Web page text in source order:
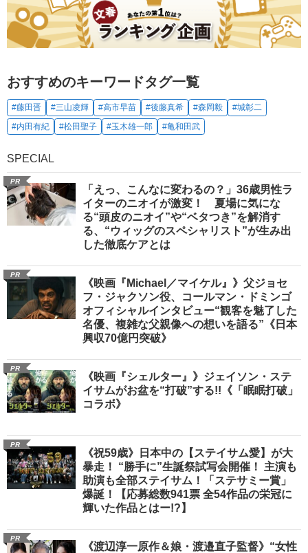
おすすめのキーワードタグ一覧
#藤田晋 #三山凌輝 #高市早苗 #後藤真希 #森岡毅
#城彰二
#内田有紀
#松田聖子 #玉木雄一郎 #亀和田武
SPECIAL
PR
「えっ、こんなに変わるの？」36歳男性ラ
イターのニオイが激変！ 夏場に気にな
る“頭皮のニオイ”や“ベタつき”を解消す
る、“ウィッグのスペシャリスト”が生み出
した徹底ケアとは
PR
《映画『Michael／マイケル』》父ジョセ
フ・ジャクソン役、コールマン・ドミンゴ
オフィシャルインタビュー“観客を魅了した
名優、複雑な父親像への想いを語る”《日本
興収70億円突破》
PR
《映画『シェルター』》ジェイソン・ステ
イサムがお盆を“打破”する!!《「眠眠打破」
コラボ》
PR
《祝59歳》日本中の【ステイサム愛】が大
暴走！ “勝手に”生誕祭試写会開催！ 主演も
助演も全部ステイサム！「ステサミー賞」
爆誕！【応募総数941票 全54作品の栄冠に
輝いた作品とはー!?】
PR
《渡辺淳一原作＆娘・渡邉直子監督》“女性